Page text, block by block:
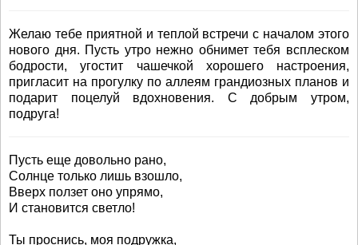
Желаю тебе приятной и теплой встречи с началом этого
нового дня. Пусть утро нежно обнимет тебя всплеском
бодрости, угостит чашечкой хорошего настроения,
пригласит на прогулку по аллеям грандиозных планов и
подарит поцелуй вдохновения. С добрым утром,
подруга!
Пусть еще довольно рано,
Солнце только лишь взошло,
Вверх ползет оно упрямо,
И становится светло!
Ты проснись, моя подружка,